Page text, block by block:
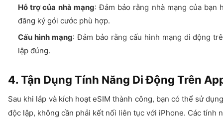
Hỗ trợ của nhà mạng: Đảm bảo rằng nhà mạng của bạn
đăng ký gói cước phù hợp.
Cấu hình mạng: Đảm bảo rằng cấu hình mạng di động
lập đúng.
4. Tận Dụng Tính Năng Di Động Trên
Sau khi lắp và kích hoạt eSIM thành công, bạn có thể sử
độc lập, không cần phải kết nối liên tục với iPhone. Các tính